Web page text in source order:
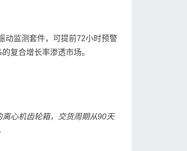
动监测套件，可提前72小时预警
复合增长率渗透市场。
心机齿轮箱，交货周期从90天